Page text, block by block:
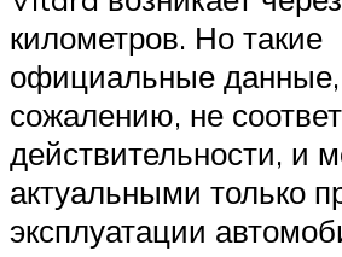
километров. Но такие
официальные данные,
сожалению, не
действительности, и
актуальными только
эксплуатации